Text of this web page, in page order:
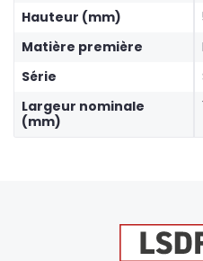
Hauteur (mm)
Matière première
Série
Largeur nominale
(mm)